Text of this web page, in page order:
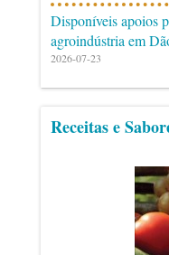
Disponíveis apoios
agroindústria em
2026-07-23
Receitas e